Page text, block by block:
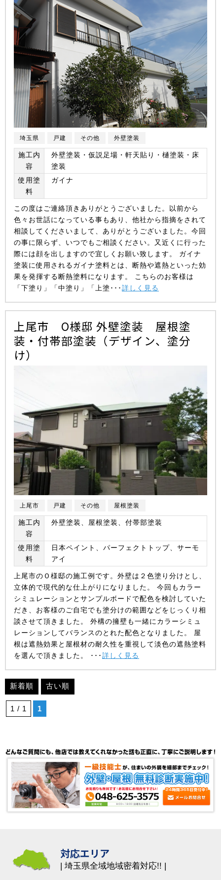
埼玉県 戸建 その他 外壁塗装
施工内
容
外壁塗装・仮説足場・軒天貼り・樋塗装・床
塗装
使用塗
料
ガイナ
この度はご連絡頂きありがとうございました。以前から
色々お世話になっている事もあり、他社から指摘をされて
相談してくださいまして、ありがとうございました。今回
の事に限らず、いつでもご相談ください。又近くに行った
際には顔を出しますので宜しくお願い致します。 ガイナ
塗装に使用されるガイナ塗料とは、断熱や遮熱といった効
果を発揮する断熱塗料になります。 こちらのお客様は
「下塗り」「中塗り」「上塗･･･詳しく見る
上尾市 O様邸 外壁塗装 屋根塗
装・付帯部塗装（デザイン、塗分
け）
上尾市 戸建 その他 屋根塗装
施工内
容
外壁塗装、屋根塗装、付帯部塗装
使用塗
料
日本ペイント、パーフェクトトップ、サーモ
アイ
上尾市のＯ様邸の施工例です。外壁は２色塗り分けとし、
立体的で現代的な仕上がりになりました。 今回もカラー
シミュレーションとサンプルボードで配色を検討していた
だき、お客様のご自宅でも塗分けの範囲などをじっくり相
談させて頂きました。 外構の擁壁も一緒にカラーシミュ
レーションしてバランスのとれた配色となりました。 屋
根は遮熱効果と屋根材の耐久性を重視して淡色の遮熱塗料
を選んで頂きました。 ･･･詳しく見る
新着順 古い順
1 / 1 1
対応エリア
埼玉県全域地域密着対応!!